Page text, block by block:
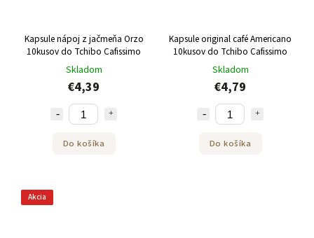
Kapsule nápoj z jačmeňa Orzo
10kusov do Tchibo Cafissimo
Skladom
€4,39
Do košíka
Kapsule original café Americano
10kusov do Tchibo Cafissimo
Skladom
€4,79
Do košíka
Akcia